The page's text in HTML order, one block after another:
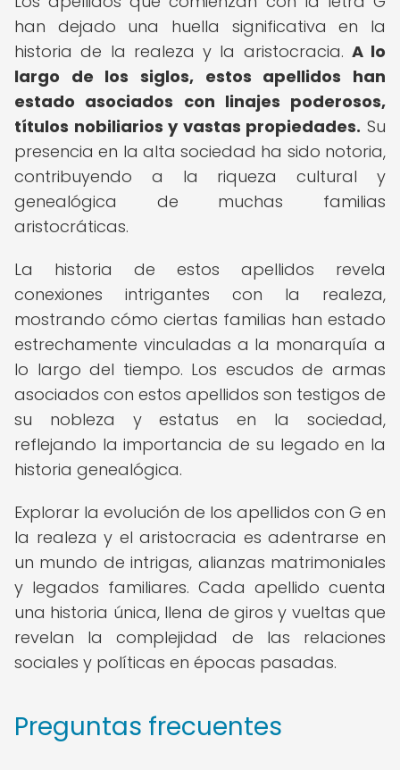
han dejado una huella significativa en la
historia de la realeza y la aristocracia. A lo
largo de los siglos, estos apellidos han
estado asociados con linajes poderosos,
títulos nobiliarios y vastas propiedades. Su
presencia en la alta sociedad ha sido notoria,
contribuyendo a la riqueza cultural y
genealógica de muchas familias
aristocráticas.
La historia de estos apellidos revela
conexiones intrigantes con la realeza,
mostrando cómo ciertas familias han estado
estrechamente vinculadas a la monarquía a
lo largo del tiempo. Los escudos de armas
asociados con estos apellidos son testigos de
su nobleza y estatus en la sociedad,
reflejando la importancia de su legado en la
historia genealógica.
Explorar la evolución de los apellidos con G en
la realeza y el aristocracia es adentrarse en
un mundo de intrigas, alianzas matrimoniales
y legados familiares. Cada apellido cuenta
una historia única, llena de giros y vueltas que
revelan la complejidad de las relaciones
sociales y políticas en épocas pasadas.
Preguntas frecuentes